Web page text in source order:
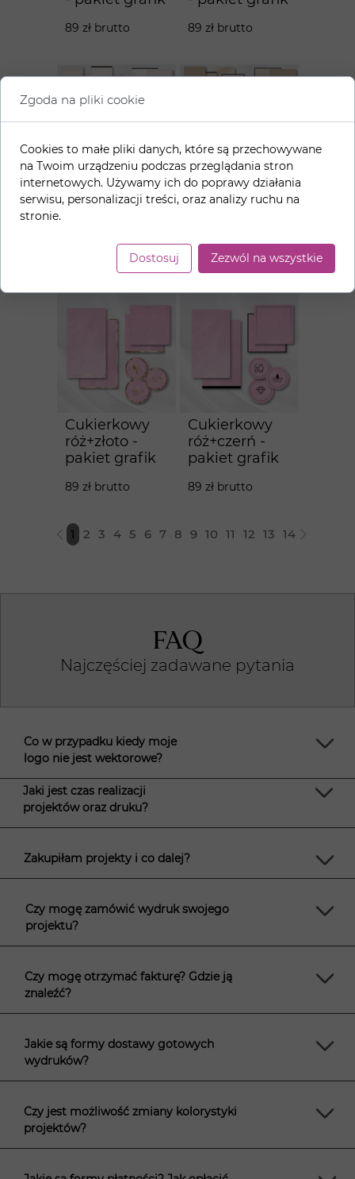
89 zł brutto 89 zł brutto
Jasny
89 zł brutto
Ciemny
89 zł brutto
Cukierkowy
róż+złoto -
pakiet grafik
89 zł brutto
Cukierkowy
róż+czerń -
pakiet grafik
89 zł brutto
1 2 3 4 5 6 7 8 9 10 11 12 13 14
FAQ
Najczęściej zadawane pytania
Co w przypadku kiedy moje
logo nie jest wektorowe?
Jaki jest czas realizacji
projektów oraz druku?
Zakupiłam projekty i co dalej?
Czy mogę zamówić wydruk swojego
projektu?
Czy mogę otrzymać fakturę? Gdzie ją
znaleźć?
Jakie są formy dostawy gotowych
wydruków?
Czy jest możliwość zmiany kolorystyki
projektów?
Zgoda na pliki cookie
Cookies to małe pliki danych, które są przechowywane
na Twoim urządzeniu podczas przeglądania stron
internetowych. Używamy ich do poprawy działania
serwisu, personalizacji treści, oraz analizy ruchu na
stronie.
Dostosuj Zezwól na wszystkie